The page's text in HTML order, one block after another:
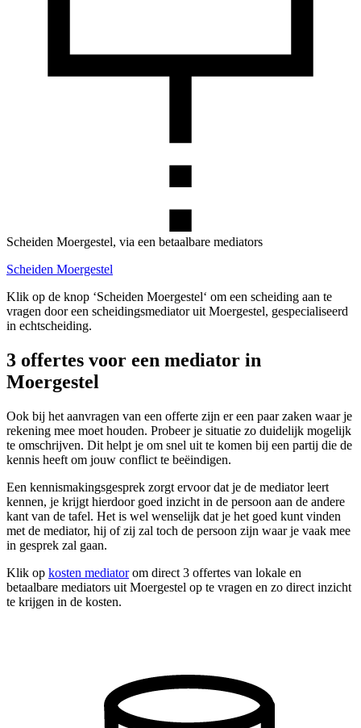
Scheiden Moergestel, via een betaalbare mediators
Scheiden Moergestel
Klik op de knop ‘Scheiden Moergestel‘ om een scheiding aan te
vragen door een scheidingsmediator uit Moergestel, gespecialiseerd
in echtscheiding.
3 offertes voor een mediator in
Moergestel
Ook bij het aanvragen van een offerte zijn er een paar zaken waar je
rekening mee moet houden. Probeer je situatie zo duidelijk mogelijk
te omschrijven. Dit helpt je om snel uit te komen bij een partij die de
kennis heeft om jouw conflict te beëindigen.
Een kennismakingsgesprek zorgt ervoor dat je de mediator leert
kennen, je krijgt hierdoor goed inzicht in de persoon aan de andere
kant van de tafel. Het is wel wenselijk dat je het goed kunt vinden
met de mediator, hij of zij zal toch de persoon zijn waar je vaak mee
in gesprek zal gaan.
Klik op kosten mediatorom direct 3 offertes van lokale en
betaalbare mediators uit Moergestel op te vragen en zo direct inzicht
te krijgen in de kosten.